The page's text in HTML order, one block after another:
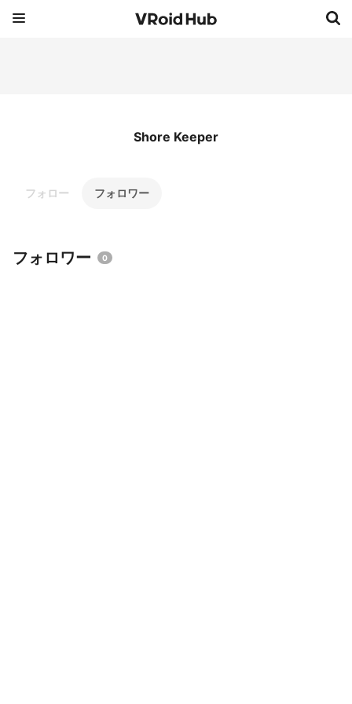
Shore Keeper
フォロー フォロワー
フォロワー 0